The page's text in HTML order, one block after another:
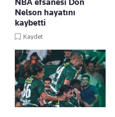
Nelson hayatını
kaybetti
Kaydet